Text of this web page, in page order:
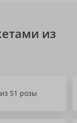
из
51 розы